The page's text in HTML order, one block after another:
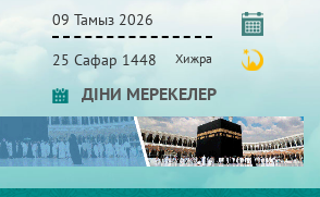
09 Тамыз 2026
25 Сафар 1448 Хижра
ДІНИ МЕРЕКЕЛЕР